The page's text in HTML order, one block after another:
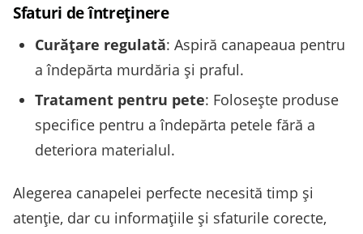
Sfaturi de întreținere
Curățare regulată: Aspiră canapeaua pentru
a îndepărta murdăria și praful.
Tratament pentru pete: Folosește produse
specifice pentru a îndepărta petele fără a
deteriora materialul.
Alegerea canapelei perfecte necesită timp și
atenție, dar cu informațiile și sfaturile corecte,